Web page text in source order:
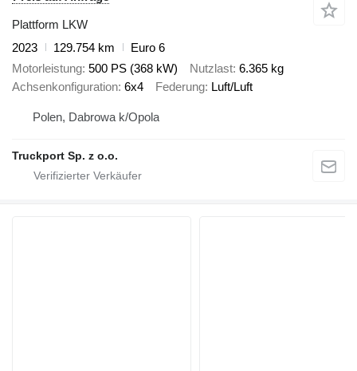
Plattform LKW
2023
129.754 km
Euro 6
Motorleistung 500 PS (368 kW) Nutzlast 6.365 kg
Achsenkonfiguration 6x4 Federung Luft/Luft
Polen, Dabrowa k/Opola
Truckport Sp. z o.o.